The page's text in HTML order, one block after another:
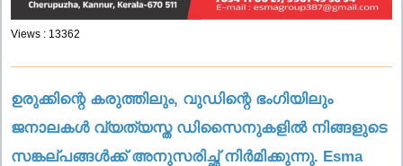
Views : 13362
ഉരുക്കിന്റെ കരുത്തിലും, വുഡിന്റെ ഭംഗിയിലും
ജനാലകൾ വ്യത്യസ്ത ഡിസൈനുകളിൽ നിങ്ങളുടെ
സങ്കല്പങ്ങൾക്ക് അനുസരിച്ഛ് നിർമിക്കുന്നു. Esma